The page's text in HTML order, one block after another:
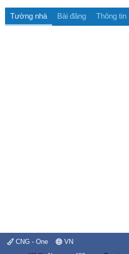
Tường nhà Bài đăng Thông tin
CNG - One VN